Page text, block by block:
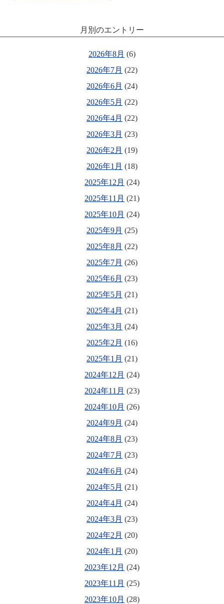
月別のエントリー
2026年8月 (6)
2026年7月 (22)
2026年6月 (24)
2026年5月 (22)
2026年4月 (22)
2026年3月 (23)
2026年2月 (19)
2026年1月 (18)
2025年12月 (24)
2025年11月 (21)
2025年10月 (24)
2025年9月 (25)
2025年8月 (22)
2025年7月 (26)
2025年6月 (23)
2025年5月 (21)
2025年4月 (21)
2025年3月 (24)
2025年2月 (16)
2025年1月 (21)
2024年12月 (24)
2024年11月 (23)
2024年10月 (26)
2024年9月 (24)
2024年8月 (23)
2024年7月 (23)
2024年6月 (24)
2024年5月 (21)
2024年4月 (24)
2024年3月 (23)
2024年2月 (20)
2024年1月 (20)
2023年12月 (24)
2023年11月 (25)
2023年10月 (28)